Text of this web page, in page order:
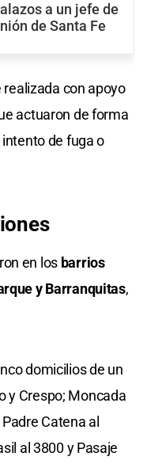
a un jefe de
de Santa Fe
con apoyo
actuaron de forma
de fuga o
en los barrios
y Barranquitas,
domicilios de un
y Crespo; Moncada
Catena al
al 3800 y Pasaje